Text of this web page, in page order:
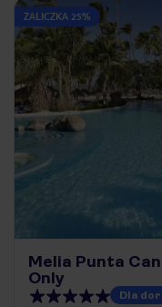
ZALICZKA 25%
Melia Punta
Only
Dla